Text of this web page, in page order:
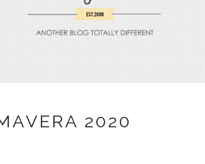
2020